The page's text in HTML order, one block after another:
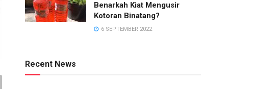
Benarkah Kiat Mengusir
Kotoran Binatang?
6 SEPTEMBER 2022
Recent News